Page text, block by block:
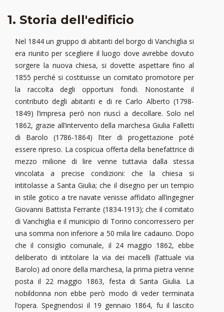
1. Storia dell'edificio
Nel 1844 un gruppo di abitanti del borgo di Vanchiglia si
era riunito per scegliere il luogo dove avrebbe dovuto
sorgere la nuova chiesa, si dovette aspettare fino al
1855 perché si costituisse un comitato promotore per
la raccolta degli opportuni fondi. Nonostante il
contributo degli abitanti e di re Carlo Alberto (1798-
1849) l’impresa però non riuscì a decollare. Solo nel
1862, grazie all’intervento della marchesa Giulia Falletti
di Barolo (1786-1864) l’iter di progettazione poté
essere ripreso. La cospicua offerta della benefattrice di
mezzo milione di lire venne tuttavia dalla stessa
vincolata a precise condizioni: che la chiesa si
intitolasse a Santa Giulia; che il disegno per un tempio
in stile gotico a tre navate venisse affidato all’ingegner
Giovanni Battista Ferrante (1834-1913); che il comitato
di Vanchiglia e il municipio di Torino concorressero per
una somma non inferiore a 50 mila lire cadauno. Dopo
che il consiglio comunale, il 24 maggio 1862, ebbe
deliberato di intitolare la via dei macelli (l’attuale via
Barolo) ad onore della marchesa, la prima pietra venne
posta il 22 maggio 1863, festa di Santa Giulia. La
nobildonna non ebbe però modo di veder terminata
l’opera. Spegnendosi il 19 gennaio 1864, fu il lascito